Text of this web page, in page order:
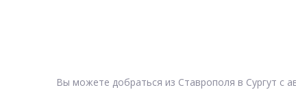
Вы можете добраться из Ставрополя в Сургут с